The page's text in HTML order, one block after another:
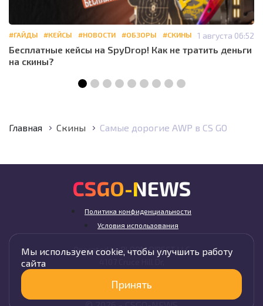
#ГАЙДЫ #КЕЙСЫ #НОВОСТИ #ОБЗОРЫ #СКИНЫ 1 августа 06:52
Бесплатные кейсы на SpyDrop! Как не тратить деньги
на скины?
Главная Скины Самые дорогие AWP в CS GO
CSGO-NEWS
Политика конфиденциальности
Условия использования
Operated by BLOOM DIRECT LLC
Мы используем cookie, чтобы улучшить работу
сайта
Принять